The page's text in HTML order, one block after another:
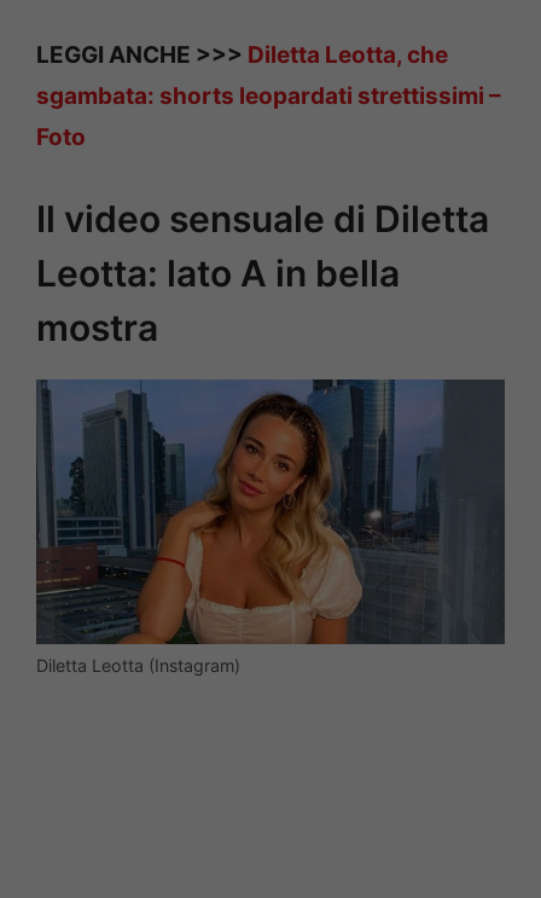
LEGGI ANCHE >>> Diletta Leotta, che
sgambata: shorts leopardati strettissimi –
Foto
Il video sensuale di Diletta
Leotta: lato A in bella
mostra
Diletta Leotta (Instagram)